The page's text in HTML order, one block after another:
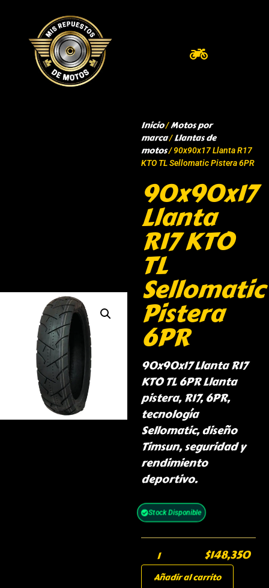
Inicio/Motos por
marca/Llantas de
motos/ 90x90x17 Llanta R17
KTO TL Sellomatic Pistera 6PR
90x90x17
Llanta
R17 KTO
TL
Sellomatic
Pistera
6PR
90x90x17 Llanta R17
KTO TL 6PR Llanta
pistera, R17, 6PR,
tecnología
Sellomatic, diseño
Timsun, seguridad y
rendimiento
deportivo.
Stock Disponible
$148,350
Añadir al carrito